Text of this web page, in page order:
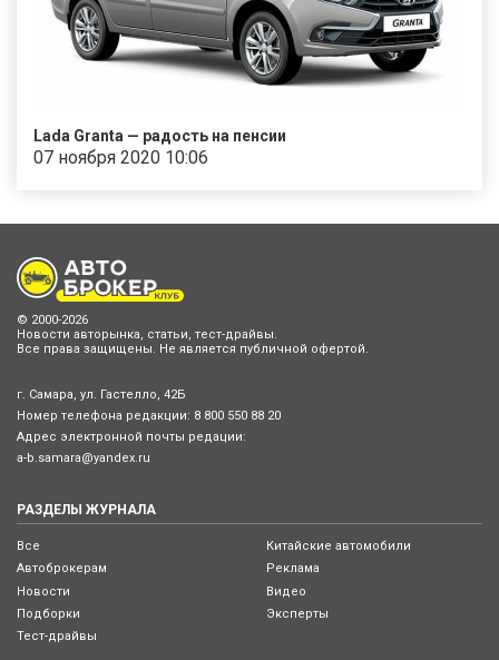
Lada Granta — радость на пенсии
07 ноября 2020 10:06
© 2000-2026
Новости авторынка, статьи, тест-драйвы.
Все права защищены. Не является публичной офертой.
г. Самара, ул. Гастелло, 42Б
Номер телефона редакции: 8 800 550 88 20
Адрес электронной почты редации:
a-b.samara@yandex.ru
РАЗДЕЛЫ ЖУРНАЛА
Все
Автоброкерам
Новости
Подборки
Тест-драйвы
Китайские автомобили
Реклама
Видео
Эксперты